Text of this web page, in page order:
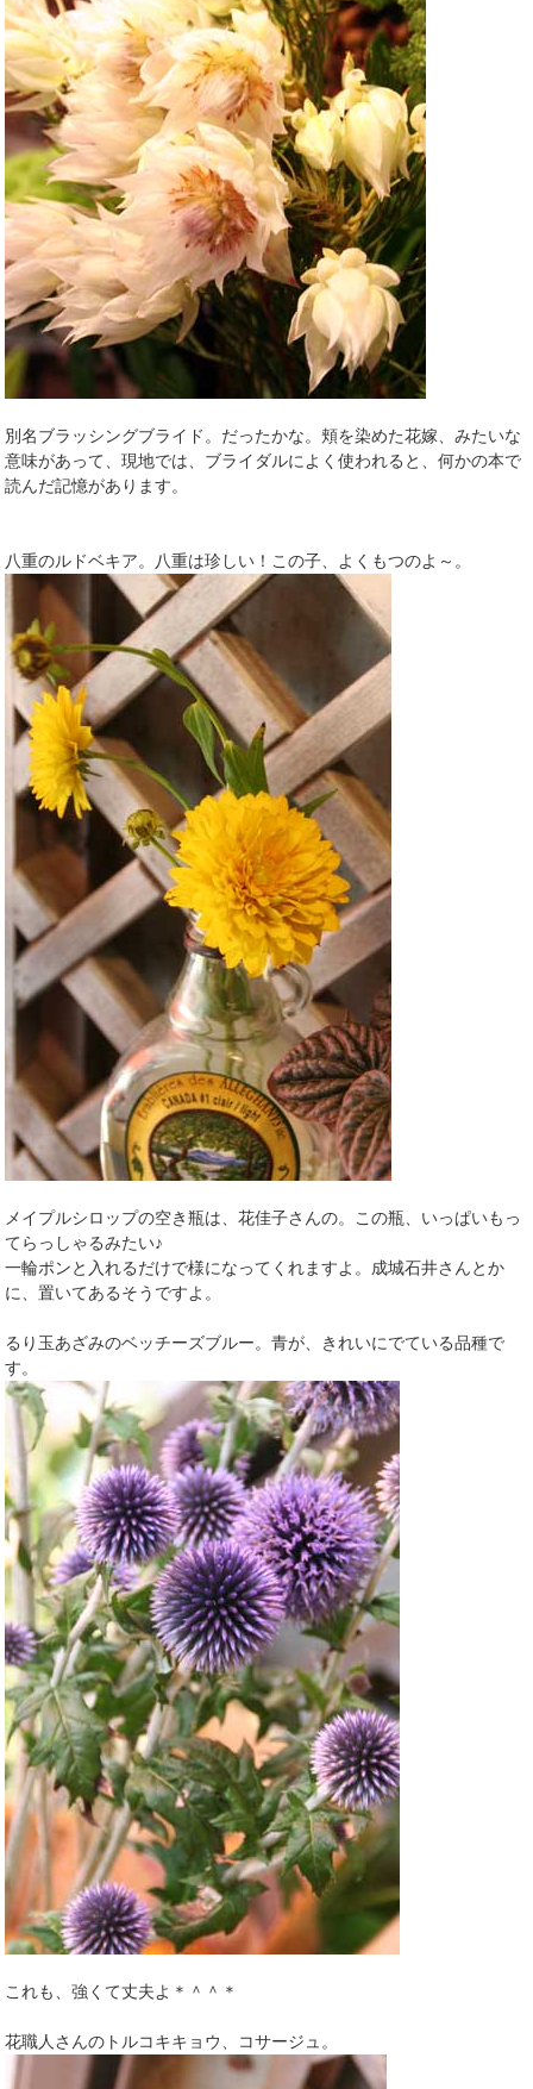
別名ブラッシングブライド。だったかな。頬を染めた花嫁、みたいな
意味があって、現地では、ブライダルによく使われると、何かの本で
読んだ記憶があります。
八重のルドベキア。八重は珍しい！この子、よくもつのよ～。
メイプルシロップの空き瓶は、花佳子さんの。この瓶、いっぱいもっ
てらっしゃるみたい♪
一輪ポンと入れるだけで様になってくれますよ。成城石井さんとか
に、置いてあるそうですよ。
るり玉あざみのベッチーズブルー。青が、きれいにでている品種で
す。
これも、強くて丈夫よ＊＾＾＊
花職人さんのトルコキキョウ、コサージュ。